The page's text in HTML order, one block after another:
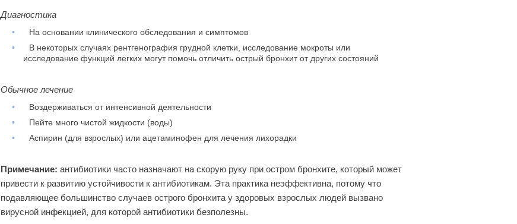
Диагностика
•
На основании клинического обследования и симптомов
•
В некоторых случаях рентгенография грудной клетки, исследование мокроты или
исследование функций легких могут помочь отличить острый бронхит от других состояний
Обычное лечение
•
Воздерживаться от интенсивной деятельности
•
Пейте много чистой жидкости (воды)
•
Аспирин (для взрослых) или ацетаминофен для лечения лихорадки
Примечание: антибиотики часто назначают на скорую руку при остром бронхите, который может
привести к развитию устойчивости к антибиотикам. Эта практика неэффективна, потому что
подавляющее большинство случаев острого бронхита у здоровых взрослых людей вызвано
вирусной инфекцией, для которой антибиотики безполезны.